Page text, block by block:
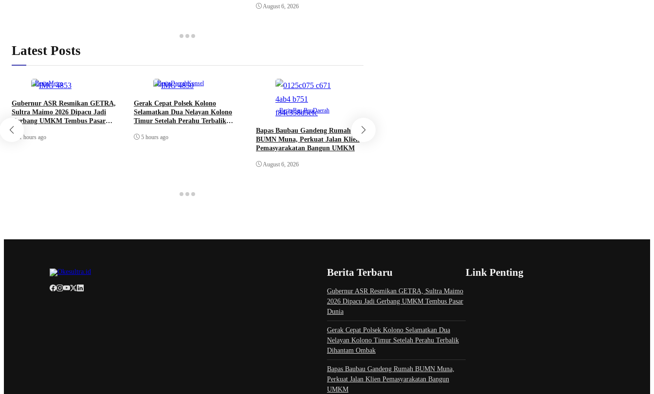
August 6, 2026
Latest Posts
BeritaMetro
Gubernur ASR Resmikan GETRA,
Sultra Maimo 2026 Dipacu Jadi
Gerbang UMKM Tembus Pasar
Dunia
1 hours ago
BeritaDaerahKonsel
Gerak Cepat Polsek Kolono
Selamatkan Dua Nelayan Kolono
Timur Setelah Perahu Terbalik
5 hours ago
BeritaBau BauDaerah
Bapas Baubau Gandeng Rumah
BUMN Muna, Perkuat Jalan Klien
Pemasyarakatan Bangun UMKM
August 6, 2026
Berita Terbaru
Gubernur ASR Resmikan GETRA, Sultra Maimo
2026 Dipacu Jadi Gerbang UMKM Tembus Pasar
Dunia
Gerak Cepat Polsek Kolono Selamatkan Dua
Nelayan Kolono Timur Setelah Perahu Terbalik
Dihantam Ombak
Bapas Baubau Gandeng Rumah BUMN Muna,
Perkuat Jalan Klien Pemasyarakatan Bangun
UMKM
Link Penting